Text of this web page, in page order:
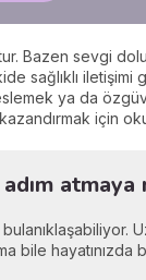
Bazen sevgi
sağlıklı
ya da
için
atmaya
bile hayatınızda